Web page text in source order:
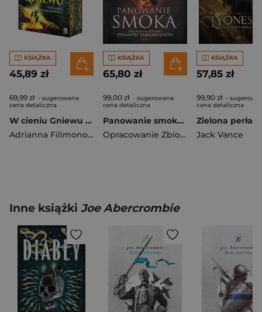
KSIĄŻKA
45,89 zł
69,99 zł - sugerowana
cena detaliczna
W cieniu Gniewu (ilustrowane brzegi)
Adrianna Filimonowicz
KSIĄŻKA
65,80 zł
99,00 zł - sugerowana
cena detaliczna
Panowanie smoka. Ilustrowana historia dynastii Targaryenów
Opracowanie Zbiorowe
KSIĄŻKA
57,85 zł
99,90 zł -
cena detaliczna
Jack Vance
Inne książki Joe Abercrombie